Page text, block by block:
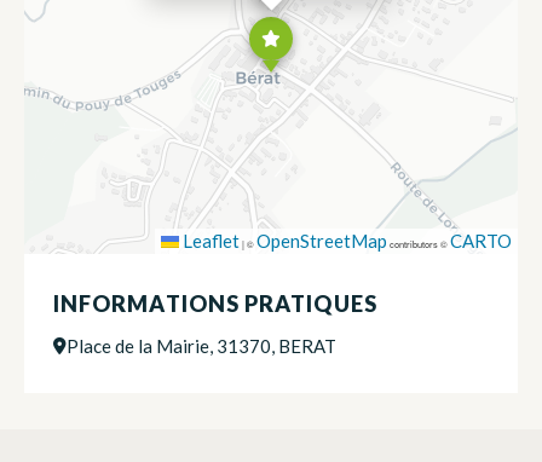
Leaflet|©OpenStreetMap contributors ©CARTO
INFORMATIONS PRATIQUES
Place de la Mairie, 31370, BERAT